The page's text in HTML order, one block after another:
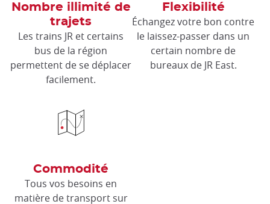
Nombre illimité de
trajets
Les trains JR et certains
bus de la région
permettent de se déplacer
facilement.
Flexibilité
Échangez votre bon contre
le laissez-passer dans un
certain nombre de
bureaux de JR East.
Commodité
Tous vos besoins en
matière de transport sur